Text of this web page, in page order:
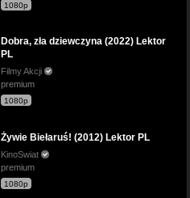
1080p
Dobra, zła dziewczyna (2022) Lektor
PL
Filmy Akcji
premium
1080p
Żywie Biełaruś! (2012) Lektor PL
KinoSwiat
premium
1080p